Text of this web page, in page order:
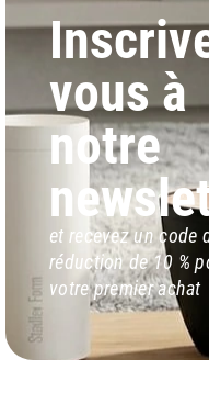
vous à
notre
et recevez un code
réduction de 10 %
votre premier achat